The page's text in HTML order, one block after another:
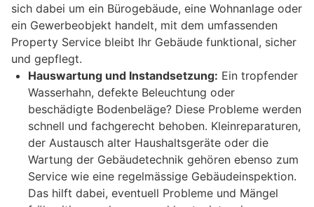
sich dabei um ein Bürogebäude, eine Wohnanlage oder
ein Gewerbeobjekt handelt, mit dem umfassenden
Property Service bleibt Ihr Gebäude funktional, sicher
und gepflegt.
Hauswartung und Instandsetzung: Ein tropfender
Wasserhahn, defekte Beleuchtung oder
beschädigte Bodenbeläge? Diese Probleme werden
schnell und fachgerecht behoben. Kleinreparaturen,
der Austausch alter Haushaltsgeräte oder die
Wartung der Gebäudetechnik gehören ebenso zum
Service wie eine regelmässige Gebäudeinspektion.
Das hilft dabei, eventuell Probleme und Mängel